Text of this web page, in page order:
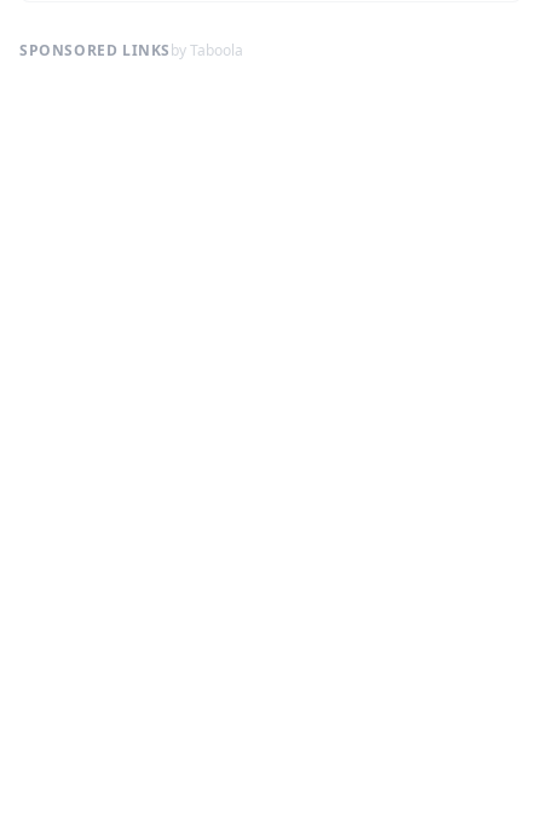
SPONSORED LINKSby Taboola